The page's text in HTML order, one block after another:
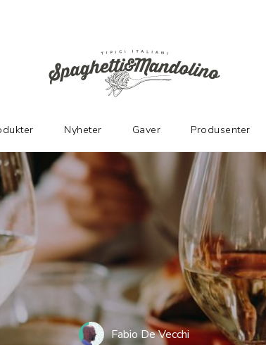
Fabio De Vecchi
Nyheter Gaver Produsenter